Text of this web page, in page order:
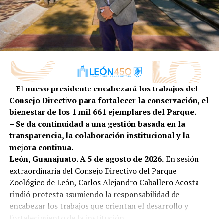
DIVEX 2026 reafirma a León como un referente
nacional en innovación industrial, impulsando una
proveeduría cada vez más competitiva, diversificada y
preparada para conquistar nuevos mercados.
“En la administración pública de nuestra presidenta
municipal, Ale Gutiérrez, ponemos a las personas en
el centro de las decisiones; es por ello que
transformamos la atención de la primera infancia de
una tarea social a una política pública efectiva”,
comentó.
Por su parte, la secretaria ejecutiva de SIPINNA León,
Alina Hernández, subrayó que garantizar entornos
adecuados para la lactancia es una responsabilidad
compartida entre gobierno, iniciativa privada,
instituciones y sociedad.
“La lactancia materna no es una responsabilidad
que deba recaer únicamente en las madres o en las
personas lactantes; es una tarea que requiere el
compromiso de toda la sociedad. Es el primer acto
de amor, de protección y de cuidado que fortalece un
– El nuevo presidente encabezará los trabajos del
Consejo Directivo para fortalecer la conservación, el
bienestar de los 1 mil 661 ejemplares del Parque.
– Se da continuidad a una gestión basada en la
transparencia, la colaboración institucional y la
mejora continua.
León, Guanajuato. A 5 de agosto de 2026.En sesión
extraordinaria del Consejo Directivo del Parque
Zoológico de León, Carlos Alejandro Caballero Acosta
rindió protesta asumiendo la responsabilidad de
encabezar los trabajos que orientan el desarrollo y